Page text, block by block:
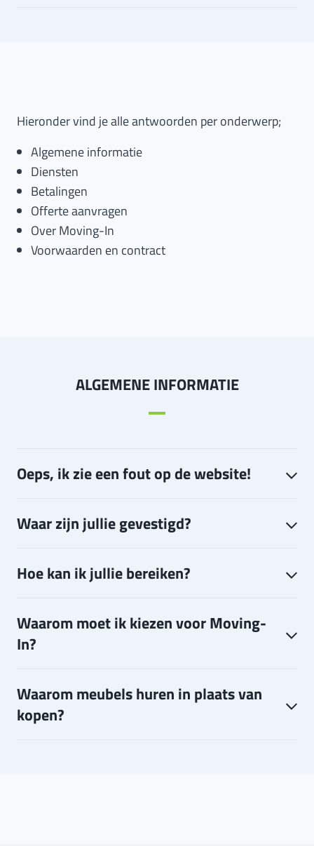
Hieronder vind je alle antwoorden per onderwerp;
Algemene informatie
Diensten
Betalingen
Offerte aanvragen
Over Moving-In
Voorwaarden en contract
ALGEMENE INFORMATIE
Oeps, ik zie een fout op de website!
Waar zijn jullie gevestigd?
Hoe kan ik jullie bereiken?
Waarom moet ik kiezen voor Moving-
In?
Waarom meubels huren in plaats van
kopen?